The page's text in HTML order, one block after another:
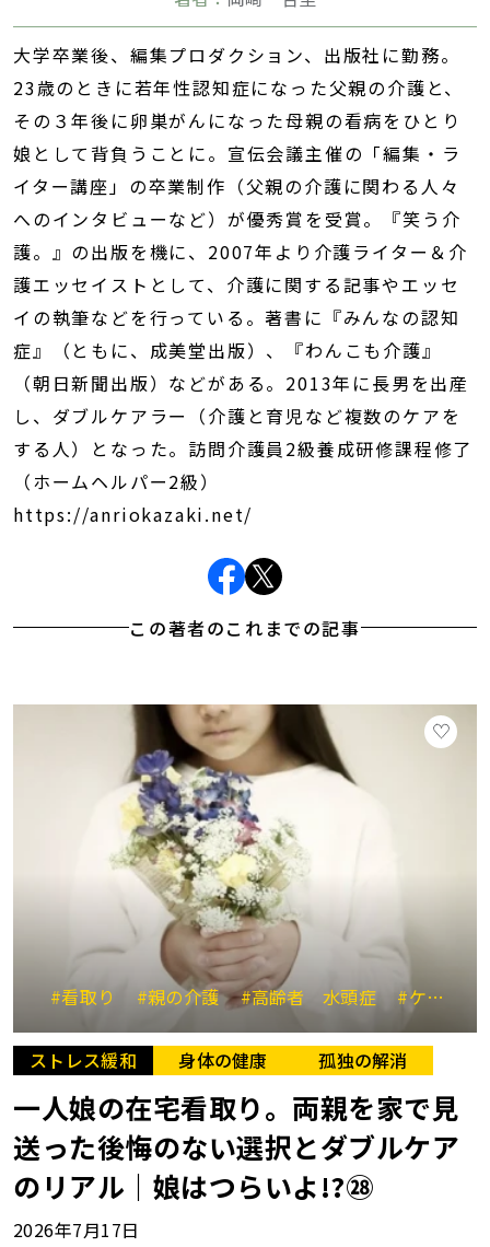
大学卒業後、編集プロダクション、出版社に勤務。
23歳のときに若年性認知症になった父親の介護と、
その３年後に卵巣がんになった母親の看病をひとり
娘として背負うことに。宣伝会議主催の「編集・ラ
イター講座」の卒業制作（父親の介護に関わる人々
へのインタビューなど）が優秀賞を受賞。『笑う介
護。』の出版を機に、2007年より介護ライター＆介
護エッセイストとして、介護に関する記事やエッセ
イの執筆などを行っている。著書に『みんなの認知
症』（ともに、成美堂出版）、『わんこも介護』
（朝日新聞出版）などがある。2013年に長男を出産
し、ダブルケアラー（介護と育児など複数のケアを
する人）となった。訪問介護員2級養成研修課程修了
（ホームヘルパー2級）
https://anriokazaki.net/
この著者のこれまでの記事
#看取り #親の介護 #高齢者 水頭症 #ケアマネジャー
ストレス緩和 身体の健康 孤独の解消
一人娘の在宅看取り。両親を家で見
送った後悔のない選択とダブルケア
のリアル｜娘はつらいよ!?㉘
2026年7月17日